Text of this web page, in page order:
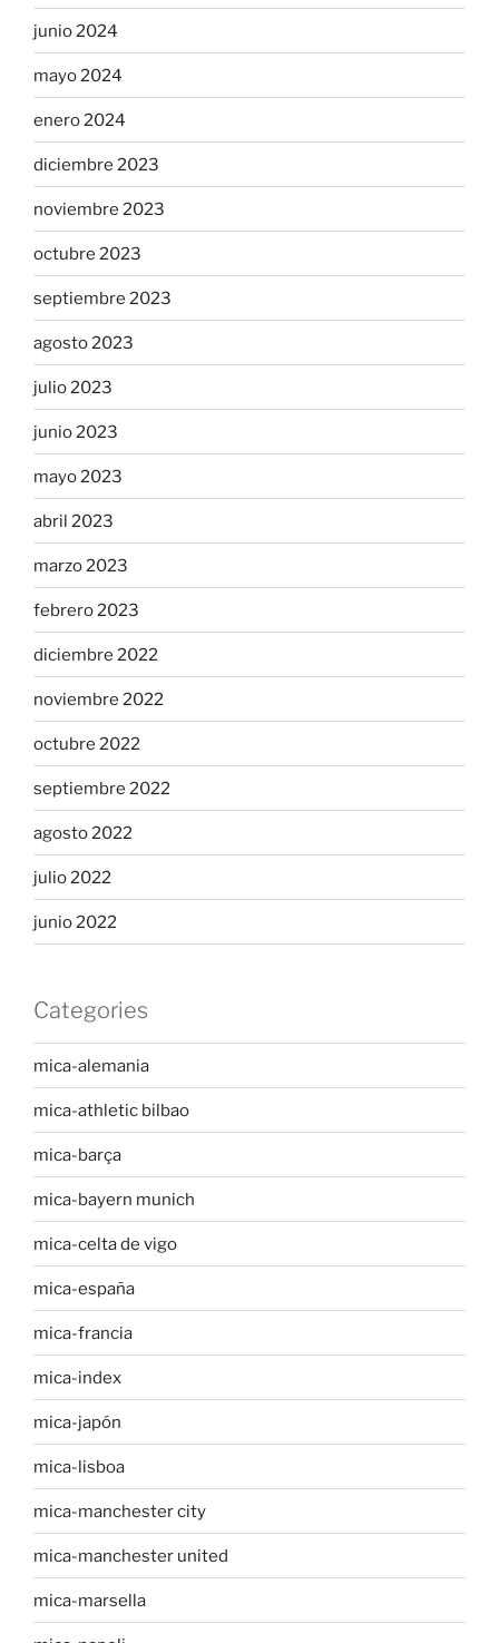
junio 2024
mayo 2024
enero 2024
diciembre 2023
noviembre 2023
octubre 2023
septiembre 2023
agosto 2023
julio 2023
junio 2023
mayo 2023
abril 2023
marzo 2023
febrero 2023
diciembre 2022
noviembre 2022
octubre 2022
septiembre 2022
agosto 2022
julio 2022
junio 2022
Categories
mica-alemania
mica-athletic bilbao
mica-barça
mica-bayern munich
mica-celta de vigo
mica-españa
mica-francia
mica-index
mica-japón
mica-lisboa
mica-manchester city
mica-manchester united
mica-marsella